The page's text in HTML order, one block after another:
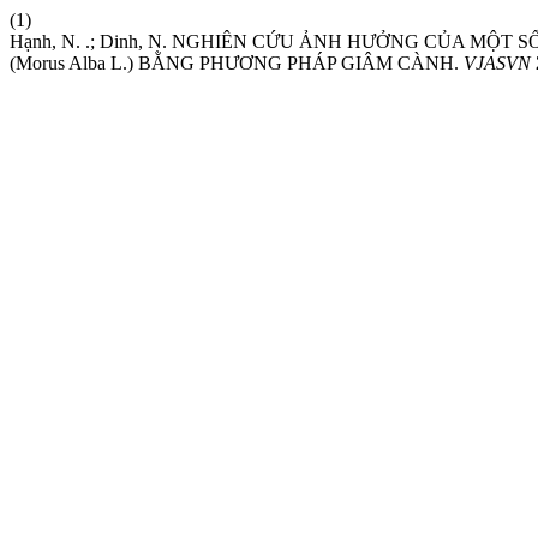
(1)
Hạnh, N. .; Dinh, N. NGHIÊN CỨU ẢNH HƯỞNG CỦA
(Morus Alba L.) BẰNG PHƯƠNG PHÁP GIÂM CÀNH. VJASVN